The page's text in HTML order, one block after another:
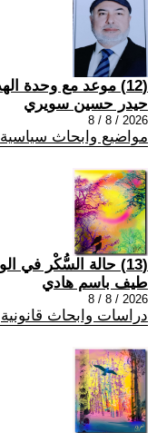
(12) موعد مع وحدة الهدف: العراق هَمُّنا
حيدر حسين سويري
2026 / 8 / 8
مواضيع وابحاث سياسية
(13) حالة السُّكْر في الوظيفة العامة
طيف باسم هادي
2026 / 8 / 8
دراسات وابحاث قانونية